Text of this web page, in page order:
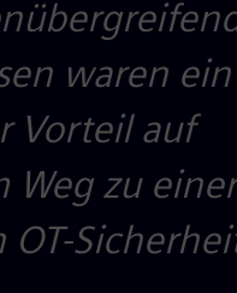
waren ein
Vorteil auf
Weg zu einer
OT-